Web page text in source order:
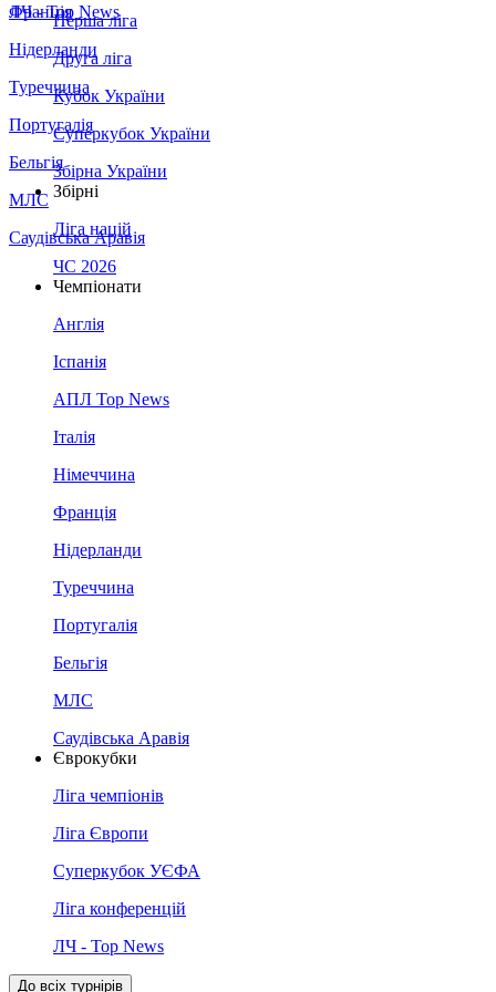
Франція
Нідерланди
Туреччина
Португалія
Бельгія
МЛС
Саудівська Аравія
ЛЧ - Top News
Перша ліга
Друга ліга
Кубок України
Суперкубок України
Збірна України
Збірні
Ліга націй
ЧС 2026
Чемпіонати
Англія
Іспанія
АПЛ Top News
Італія
Німеччина
Франція
Нідерланди
Туреччина
Португалія
Бельгія
МЛС
Саудівська Аравія
Єврокубки
Ліга чемпіонів
Ліга Європи
Суперкубок УЄФА
Ліга конференцій
ЛЧ - Top News
До всіх турнірів